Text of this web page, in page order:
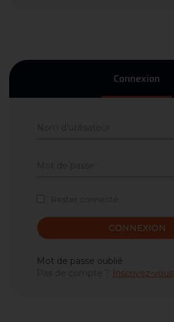
Connexion
CONNEXION
Mot de passe oublié
Inscrivez-vous